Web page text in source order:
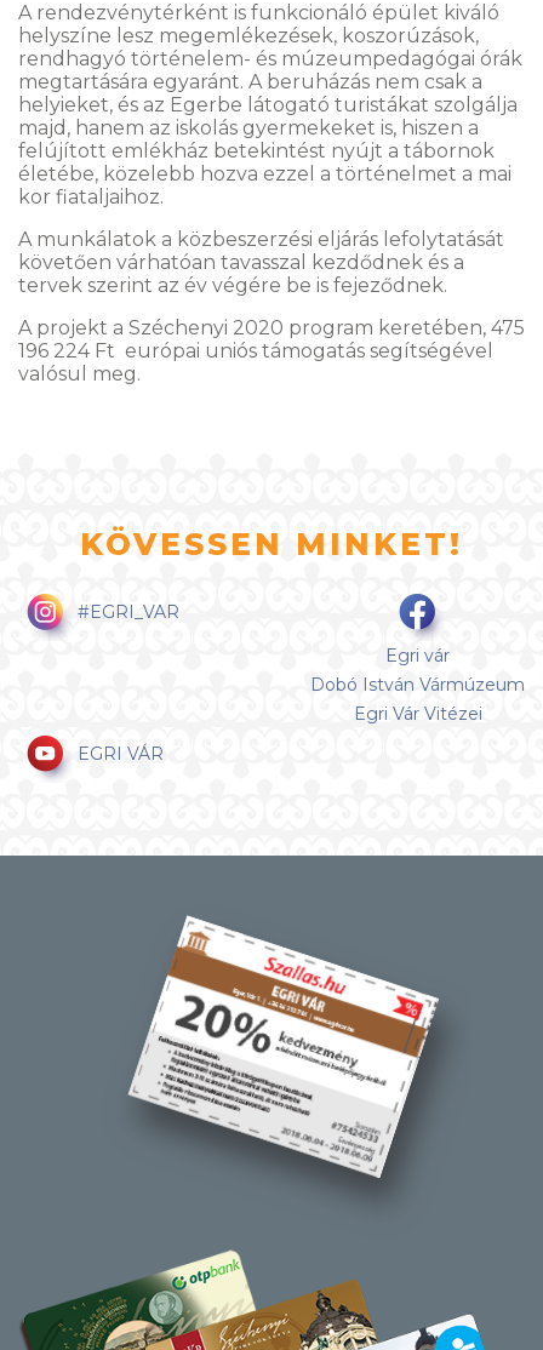
A rendezvénytérként is funkcionáló épület kiváló
helyszíne lesz megemlékezések, koszorúzások,
rendhagyó történelem- és múzeumpedagógai órák
megtartására egyaránt. A beruházás nem csak a
helyieket, és az Egerbe látogató turistákat szolgálja
majd, hanem az iskolás gyermekeket is, hiszen a
felújított emlékház betekintést nyújt a tábornok
életébe, közelebb hozva ezzel a történelmet a mai
kor fiataljaihoz.
A munkálatok a közbeszerzési eljárás lefolytatását
követően várhatóan tavasszal kezdődnek és a
tervek szerint az év végére be is fejeződnek.
A projekt a Széchenyi 2020 program keretében, 475
196 224 Ft európai uniós támogatás segítségével
valósul meg.
KÖVESSEN MINKET!
#EGRI_VAR
Egri vár
Dobó István Vármúzeum
Egri Vár Vitézei
EGRI VÁR